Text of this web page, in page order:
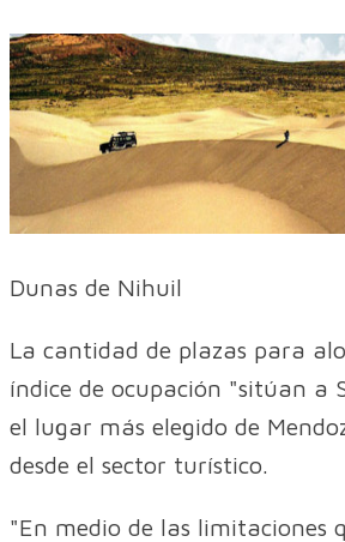
Dunas de Nihuil
La cantidad de plazas para
índice de ocupación "sitúan a
el lugar más elegido de
desde el sector turístico.
"En medio de las limitaciones